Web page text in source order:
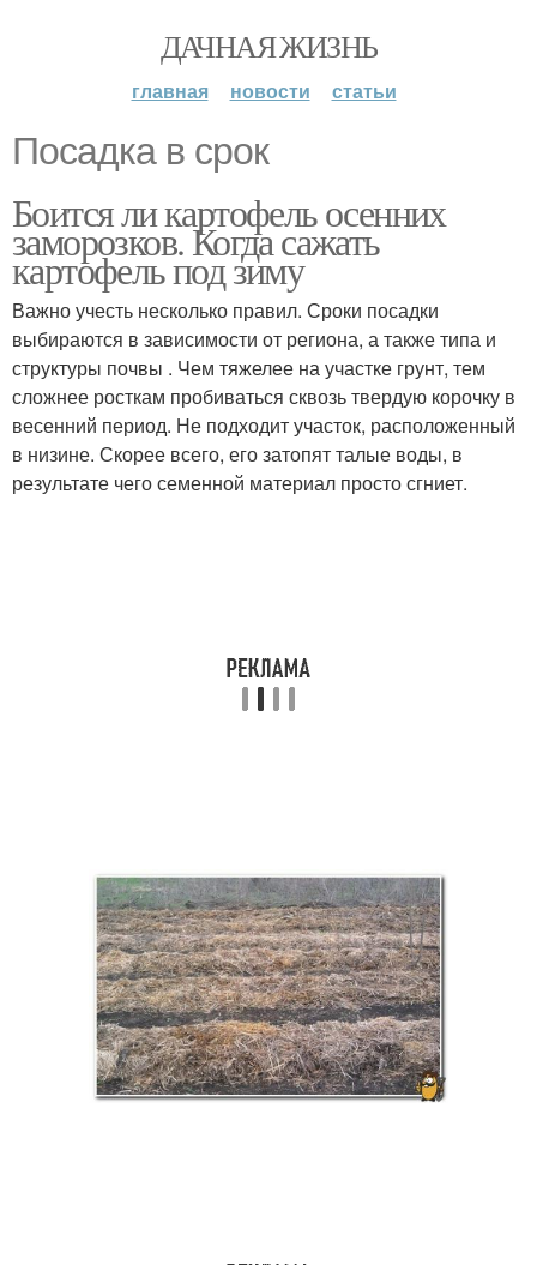
ДАЧНАЯ ЖИЗНЬ
главная новости статьи
Посадка в срок
Боится ли картофель осенних
заморозков. Когда сажать
картофель под зиму
Важно учесть несколько правил. Сроки посадки
выбираются в зависимости от региона, а также типа и
структуры почвы . Чем тяжелее на участке грунт, тем
сложнее росткам пробиваться сквозь твердую корочку в
весенний период. Не подходит участок, расположенный
в низине. Скорее всего, его затопят талые воды, в
результате чего семенной материал просто сгниет.